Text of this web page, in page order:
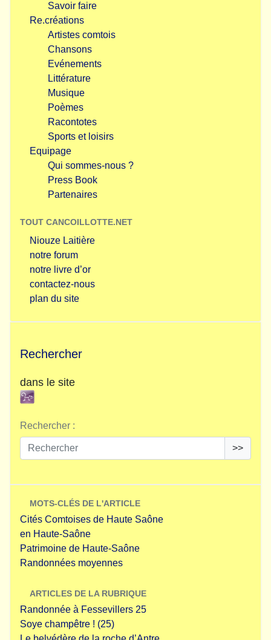
Savoir faire
Re.créations
Artistes comtois
Chansons
Evénements
Littérature
Musique
Poèmes
Racontotes
Sports et loisirs
Equipage
Qui sommes-nous ?
Press Book
Partenaires
TOUT CANCOILLOTTE.NET
Niouze Laitière
notre forum
notre livre d’or
contactez-nous
plan du site
Rechercher
dans le site
Rechercher :
>>
MOTS-CLÉS DE L'ARTICLE
Cités Comtoises de Haute Saône
en Haute-Saône
Patrimoine de Haute-Saône
Randonnées moyennes
ARTICLES DE LA RUBRIQUE
Randonnée à Fessevillers 25
Soye champêtre ! (25)